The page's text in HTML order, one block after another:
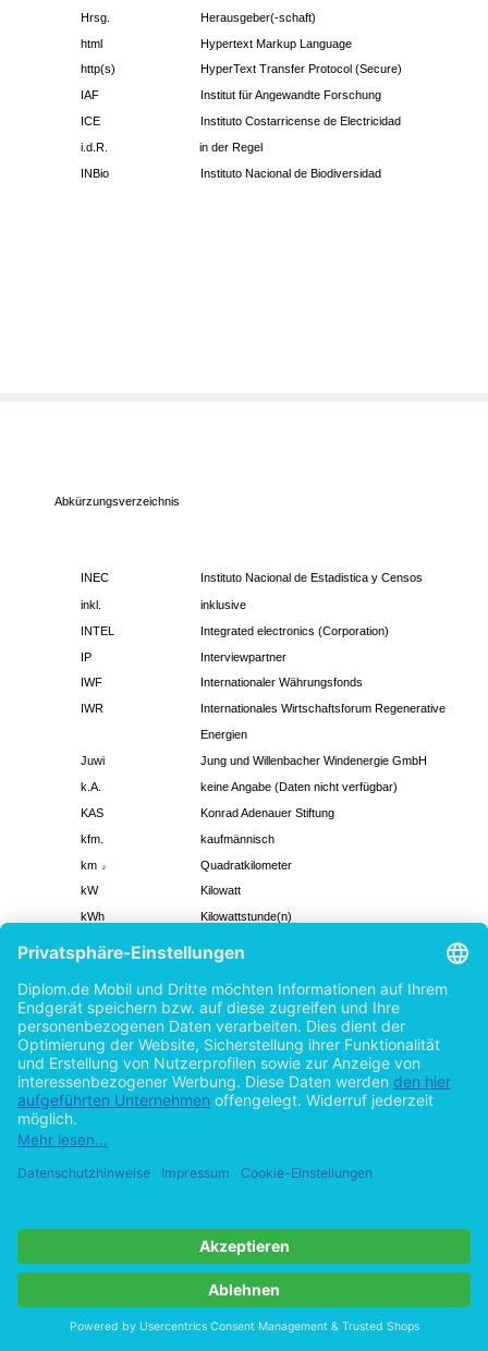
Hrsg. Herausgeber(-schaft)
html
Hypertext Markup Language
http(s)
HyperText Transfer Protocol (Secure)
IAF Institut für Angewandte Forschung
ICE Instituto Costarricense de Electricidad
i.d.R. in der Regel
INBio Instituto Nacional de Biodiversidad
Abkürzungsverzeichnis
INEC Instituto Nacional de Estadistica y Censos
inkl. inklusive
INTEL Integrated electronics (Corporation)
IP
Interviewpartner
IWF
Internationaler Währungsfonds
IWR Internationales Wirtschaftsforum Regenerative
Energien
Juwi Jung und Willenbacher Windenergie GmbH
k.A. keine Angabe (Daten nicht verfügbar)
KAS Konrad Adenauer Stiftung
kfm. kaufmännisch
km 2
Quadratkilometer
kW
Kilowatt
kWh Kilowattstunde(n)
m Quadratmeter
m 3 Kubikmeter
MEB
Markteintrittsbarriere(n)
MEIC
Ministerio de Economía, Industria y Comercio
MIGA The Mulitlateral Investment Guarantee Investment
MINAE(T)
Mio Million(en)
Mrd Milliarde(n)
Megawatt
Nummer
NRO Nichtregierungsorganisation
OECD Organisation for Economic Co-Operation and